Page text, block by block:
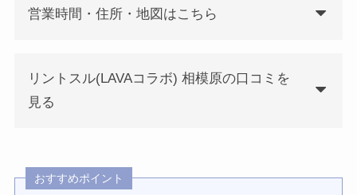
営業時間・住所・地図はこちら
リントスル(LAVAコラボ) 相模原の口コミを
見る
おすすめポイント